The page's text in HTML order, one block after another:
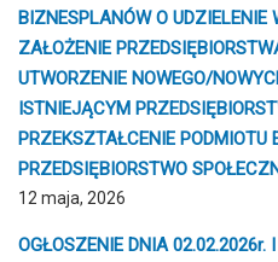
BIZNESPLANÓW O UDZIELENIE
ZAŁOŻENIE
UTWORZENIE NOWEGO/
ISTNIEJĄCYM
PRZEKSZTAŁCENIE PODMIOTU
PRZEDSIĘBIORSTWO
12 maja, 2026
OGŁOSZENIE DNIA 02.02.2026r.